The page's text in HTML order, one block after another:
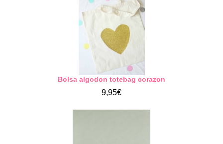
Bolsa algodon totebag corazon
9,95€